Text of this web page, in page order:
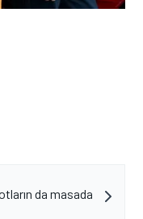
da masada